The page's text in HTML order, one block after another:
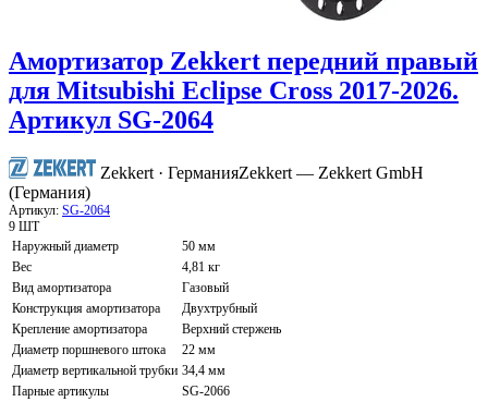
Амортизатор Zekkert передний правый
для Mitsubishi Eclipse Cross 2017-2026.
Артикул SG-2064
Zekkert · ГерманияZekkert — Zekkert GmbH
(Германия)
Артикул: SG-2064
9 ШТ
Наружный диаметр
50 мм
Вес
4,81 кг
Вид амортизатора
Газовый
Конструкция амортизатора
Двухтрубный
Крепление амортизатора
Верхний стержень
Диаметр поршневого штока
22 мм
Диаметр вертикальной трубки 34,4 мм
Парные артикулы
SG-2066